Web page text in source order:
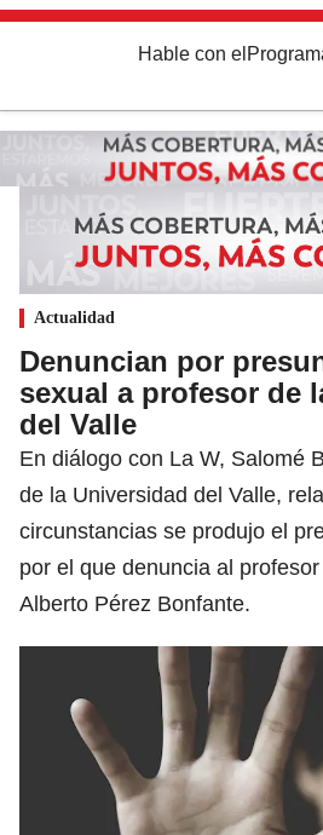
Hable con el
Actualidad
Denuncian por
sexual a profesor de
del Valle
En diálogo con La W, Salomé
de la Universidad del Valle,
circunstancias se produjo el
por el que denuncia al
Alberto Pérez Bonfante.